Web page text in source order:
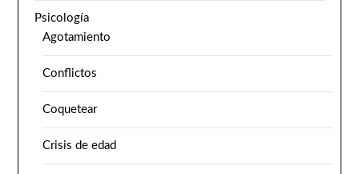
Psicología
Agotamiento
Conflictos
Coquetear
Crisis de edad